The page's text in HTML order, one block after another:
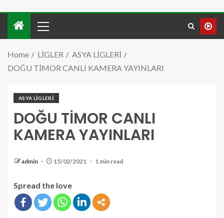
Home LİGLER
ASYA LİGLERİ
DOĞU TİMOR CANLI KAMERA YAYINLARI
ASYA LİGLERİ
DOĞU TİMOR CANLI
KAMERA YAYINLARI
admin 15/02/2021 1 min read
Spread the love